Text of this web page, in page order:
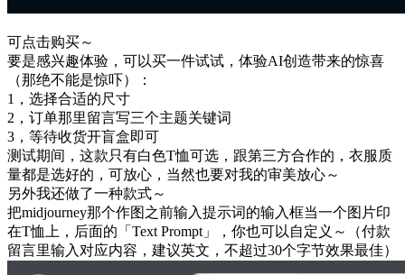
可点击购买～
要是感兴趣体验，可以买一件试试，体验AI创造带来的惊喜
（那绝不能是惊吓）：
1，选择合适的尺寸
2，订单那里留言写三个主题关键词
3，等待收货开盲盒即可
测试期间，这款只有白色T恤可选，跟第三方合作的，衣服质
量都是选好的，可放心，当然也要对我的审美放心～
另外我还做了一种款式～
把midjourney那个作图之前输入提示词的输入框当一个图片印
在T恤上，后面的「Text Prompt」，你也可以自定义～（付款
留言里输入对应内容，建议英文，不超过30个字节效果最佳）